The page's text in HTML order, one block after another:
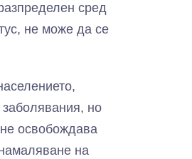
сред
не може да се
но
освобождава
на